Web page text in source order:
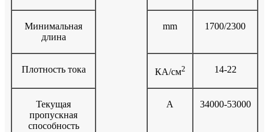
Минимальная
длина
mm 1700/2300
Плотность тока КА/см2 14-22
Текущая
пропускная
способность
A 34000-53000